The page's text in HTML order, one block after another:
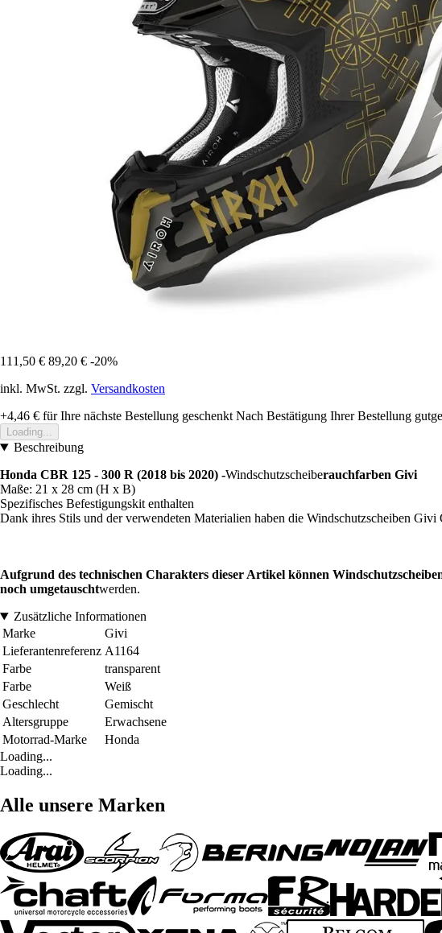
111,50 € 89,20 € -20%
inkl. MwSt. zzgl. Versandkosten
+4,46 € für Ihre nächste Bestellung geschenkt Nach Bestätigung Ihrer Bestellung
Loading...
Beschreibung
Honda CBR 125 - 300 R (2018 bis 2020) -Windschutzscheiberauchfarben Givi
Maße: 21 x 28 cm (H x B)
Spezifisches Befestigungskit enthalten
Dank ihres Stils und der verwendeten Materialien haben die Windschutzscheiben
Aufgrund des technischen Charakters dieser Artikel können
noch umgetauschtwerden.
Zusätzliche Informationen
Marke
Givi
Lieferantenreferenz A1164
Farbe
transparent
Farbe
Weiß
Geschlecht
Gemischt
Altersgruppe
Erwachsene
Motorrad-Marke
Honda
Loading...
Loading...
Alle unsere Marken